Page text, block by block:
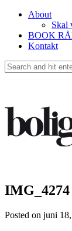
About
Skal
BOOK
Kontakt
IMG_4274
Posted on juni